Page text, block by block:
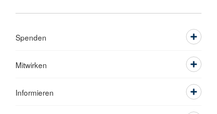
Spenden
Mitwirken
Informieren